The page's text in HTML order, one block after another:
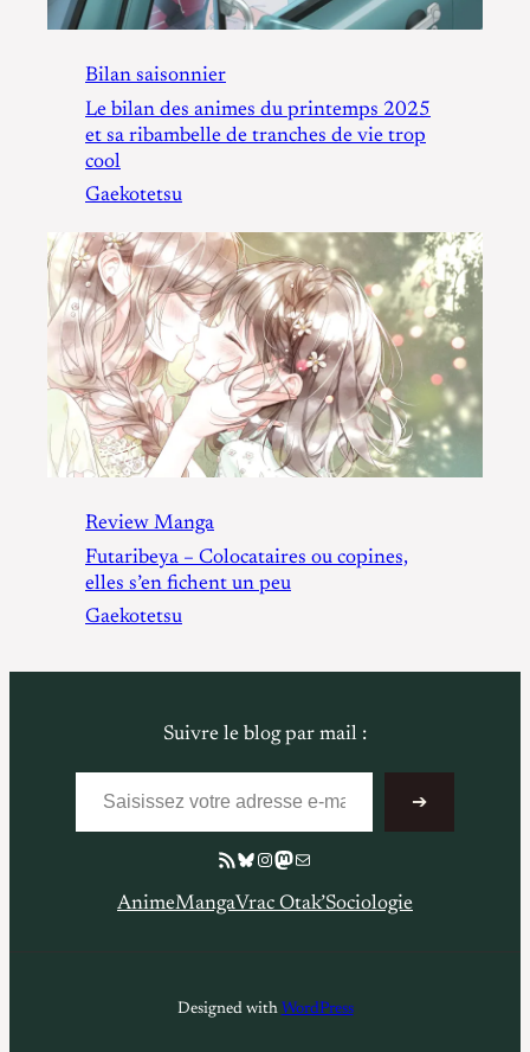
Bilan saisonnier
Le bilan des animes du printemps 2025
et sa ribambelle de tranches de vie trop
cool
Gaekotetsu
Review Manga
Futaribeya – Colocataires ou copines,
elles s’en fichent un peu
Gaekotetsu
Suivre le blog par mail :
Saisissez votre adresse e-mail…
➔
Flux RSSBluesky
Instagram
Mastodon
E-mail
AnimeMangaVrac Otak’Sociologie
Designed with WordPress